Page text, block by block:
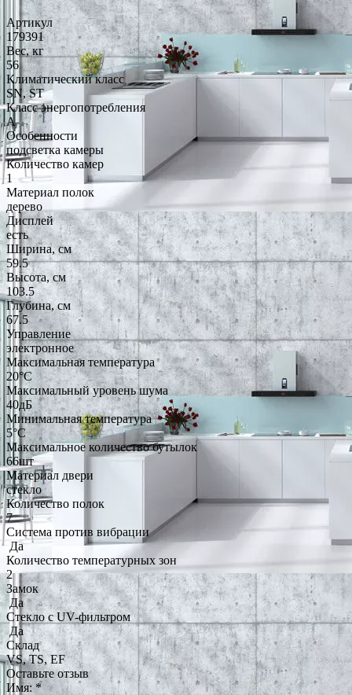
Артикул
179391
Вес, кг
56
Климатический класс
SN, ST
Класс энергопотребления
A
Особенности
подсветка камеры
Количество камер
1
Материал полок
дерево
Дисплей
есть
Ширина, см
59.5
Высота, см
103.5
Глубина, см
67.5
Управление
электронное
Максимальная температура
20°С
Максимальный уровень шума
40дБ
Минимальная температура
5°С
Максимальное количество бутылок
66шт
Материал двери
стекло
Количество полок
7
Система против вибрации
Да
Количество температурных зон
2
Замок
Да
Стекло с UV-фильтром
Да
Склад
VS, TS, EF
Оставьте отзыв
Имя: *